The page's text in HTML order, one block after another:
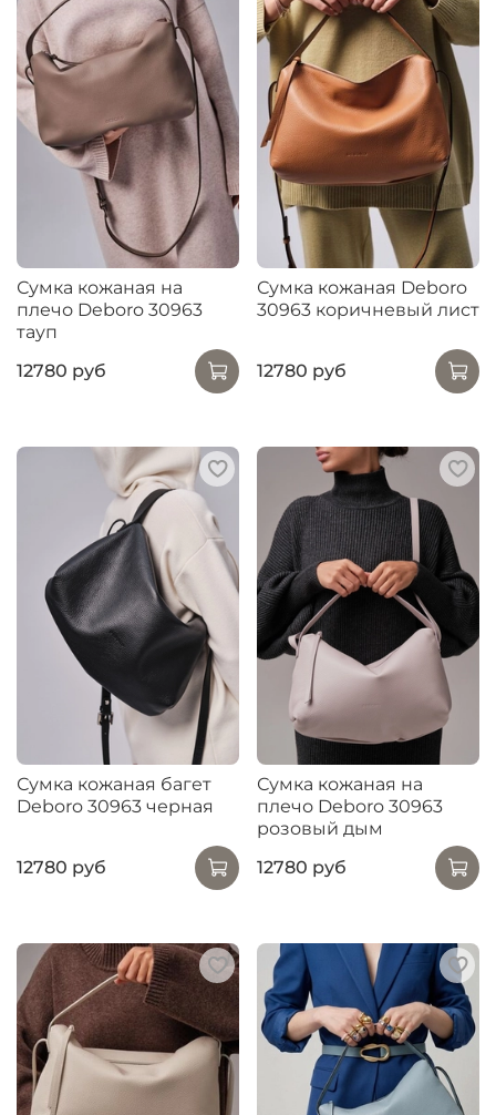
Сумка кожаная на
плечо Deboro 30963
тауп
12780 руб
Сумка кожаная Deboro
30963 коричневый лист
12780 руб
Сумка кожаная багет
Deboro 30963 черная
12780 руб
Сумка кожаная на
плечо Deboro 30963
розовый дым
12780 руб